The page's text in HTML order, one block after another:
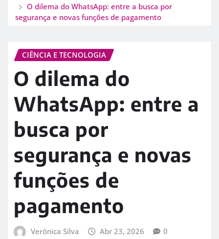
O dilema do WhatsApp: entre a busca por
segurança e novas funções de pagamento
CIÊNCIA E TECNOLOGIA
O dilema do
WhatsApp: entre a
busca por
segurança e novas
funções de
pagamento
Verônica Silva Abr 23, 2026 0